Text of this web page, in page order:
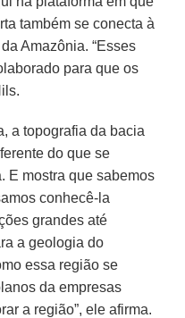
também se conecta à
Amazônia. “Esses
para que os
a topografia da bacia
do que se
E mostra que sabemos
conhecê-la
grandes até
a geologia do
essa região se
da empresas
a região”, ele afirma.